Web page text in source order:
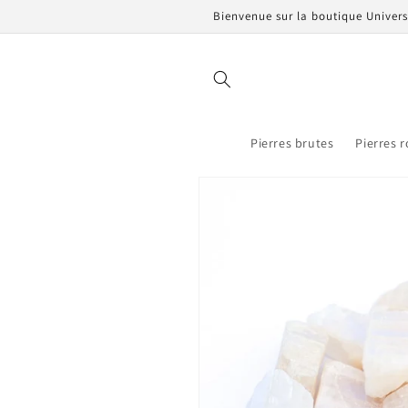
au
Bienvenue sur la boutique
Pierres brutes Pierres